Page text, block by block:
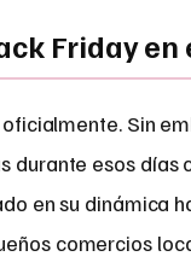
Friday en
Sin
durante esos
en su dinámica
comercios